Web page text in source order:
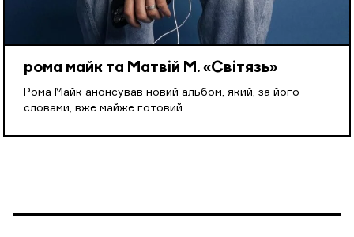
рома майк та Матвій М. «Світязь»
Рома Майк анонсував новий альбом, який, за його
словами, вже майже готовий.